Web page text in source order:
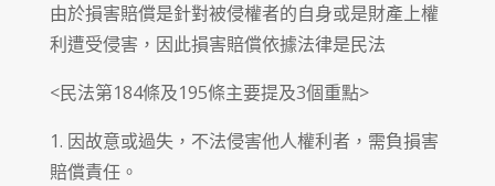
由於損害賠償是針對被侵權者的自身或是財產上權
利遭受侵害，因此損害賠償依據法律是民法
<民法第184條及195條主要提及3個重點>
因故意或過失，不法侵害他人權利者，需負損害
賠償責任。